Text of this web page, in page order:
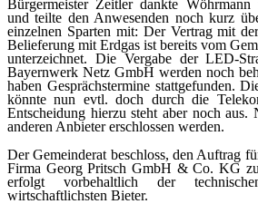
Bürgermeister Zeitler dankte
und teilte den Anwesenden noch kurz
einzelnen Sparten mit: Der Vertrag mit
Belieferung mit Erdgas ist bereits vom
unterzeichnet. Die Vergabe der LED-
Bayernwerk Netz GmbH werden noch
haben Gesprächstermine stattgefunden.
könnte nun evtl. doch durch die
Entscheidung hierzu steht aber noch aus.
anderen Anbieter erschlossen werden.
Der Gemeinderat beschloss, den Auftrag
Firma Georg Pritsch GmbH & Co. KG
erfolgt vorbehaltlich der
wirtschaftlichsten Bieter.